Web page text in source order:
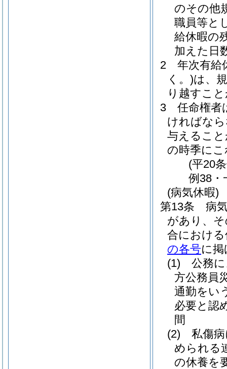
のその他
職員等と
給休暇の
加えた日
2
年次有給
く。)は、
り越すこ
3
任命権者
ければな
与えるこ
の時季に
(平20
例38・
(病気休暇)
第13条
病
があり、
合におけ
の各号に
(1)
公務
方公務員
通勤をい
必要と認
間
(2)
私傷
められる
の休養を